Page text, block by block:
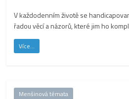
V každodenním životě se
řadou věcí a názorů, které jim ho
Více...
Menšinová témata